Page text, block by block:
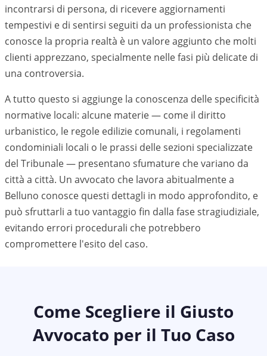
incontrarsi di persona, di ricevere aggiornamenti
tempestivi e di sentirsi seguiti da un professionista che
conosce la propria realtà è un valore aggiunto che molti
clienti apprezzano, specialmente nelle fasi più delicate di
una controversia.
A tutto questo si aggiunge la conoscenza delle specificità
normative locali: alcune materie — come il diritto
urbanistico, le regole edilizie comunali, i regolamenti
condominiali locali o le prassi delle sezioni specializzate
del Tribunale — presentano sfumature che variano da
città a città. Un avvocato che lavora abitualmente a
Belluno conosce questi dettagli in modo approfondito, e
può sfruttarli a tuo vantaggio fin dalla fase stragiudiziale,
evitando errori procedurali che potrebbero
compromettere l'esito del caso.
Come Scegliere il Giusto
Avvocato per il Tuo Caso